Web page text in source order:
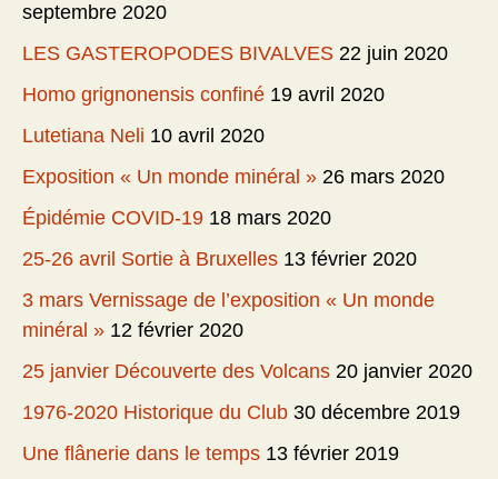
septembre 2020
LES GASTEROPODES BIVALVES 22 juin 2020
Homo grignonensis confiné 19 avril 2020
Lutetiana Neli 10 avril 2020
Exposition « Un monde minéral » 26 mars 2020
Épidémie COVID-19 18 mars 2020
25-26 avril Sortie à Bruxelles 13 février 2020
3 mars Vernissage de l’exposition « Un monde
minéral » 12 février 2020
25 janvier Découverte des Volcans 20 janvier 2020
1976-2020 Historique du Club 30 décembre 2019
Une flânerie dans le temps 13 février 2019